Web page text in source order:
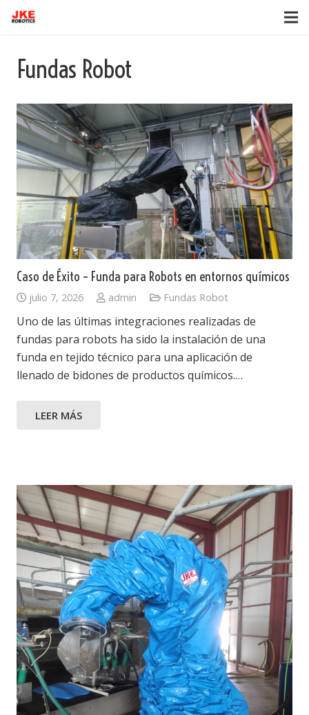
Fundas Robot
Caso de Éxito – Funda para Robots en entornos químicos
julio 7, 2026 admin Fundas Robot
Uno de las últimas integraciones realizadas de
fundas para robots ha sido la instalación de una
funda en tejido técnico para una aplicación de
llenado de bidones de productos químicos.…
LEER MÁS